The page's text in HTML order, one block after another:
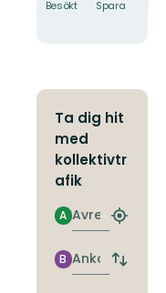
Besökt Spara
Ta dig hit
med
kollektivtr
afik
Avresa
A
Hitta
Ankomst
B
Byt